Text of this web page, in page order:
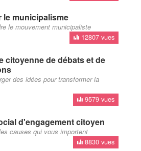
le municipalisme
le mouvement municipaliste
12807 vues
citoyenne de débats et de
des idées pour transformer la
9579 vues
d'engagement citoyen
causes qui vous importent
8830 vues